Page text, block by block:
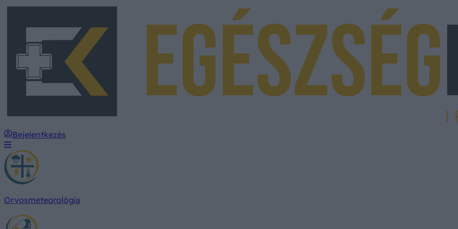
Bejelentkezés
Orvosmeteorológia